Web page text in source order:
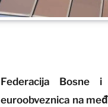
Federacija Bosne
euroobveznica na